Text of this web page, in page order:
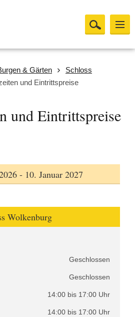
& Gärten
Schloss
und Eintrittspreise
und Eintrittspreise
- 10. Januar 2027
Wolkenburg
Geschlossen
Geschlossen
14:00 bis 17:00 Uhr
14:00 bis 17:00 Uhr